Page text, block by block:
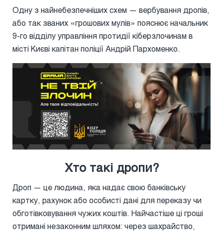
Одну з найнебезпечніших схем — вербування дропів,
або так званих «грошових мулів» пояснює начальник
9-го відділу управління протидії кіберзлочинам в
місті Києві капітан поліції Андрій Пархоменко.
Хто такі дропи?
Дроп — це людина, яка надає свою банківську
картку, рахунок або особисті дані для переказу чи
обготівковування чужих коштів. Найчастіше ці гроші
отримані незаконним шляхом: через шахрайство,